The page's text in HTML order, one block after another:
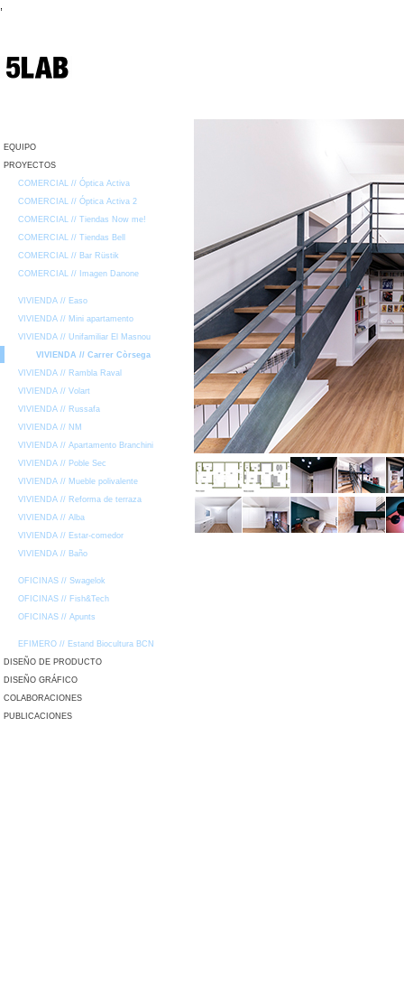
EQUIPO
PROYECTOS
COMERCIAL // Óptica Activa
COMERCIAL // Óptica Activa 2
COMERCIAL // Tiendas Now me!
COMERCIAL // Tiendas Bell
COMERCIAL // Bar Rüstik
COMERCIAL // Imagen Danone
VIVIENDA // Easo
VIVIENDA // Mini apartamento
VIVIENDA // Unifamiliar El Masnou
VIVIENDA // Carrer Còrsega
VIVIENDA // Rambla Raval
VIVIENDA // Volart
VIVIENDA // Russafa
VIVIENDA // NM
VIVIENDA // Apartamento Branchini
VIVIENDA // Poble Sec
VIVIENDA // Mueble polivalente
VIVIENDA // Reforma de terraza
VIVIENDA // Alba
VIVIENDA // Estar-comedor
VIVIENDA // Baño
OFICINAS // Swagelok
OFICINAS // Fish&Tech
OFICINAS // Apunts
EFIMERO // Estand Biocultura BCN
DISEÑO DE PRODUCTO
DISEÑO GRÁFICO
COLABORACIONES
PUBLICACIONES